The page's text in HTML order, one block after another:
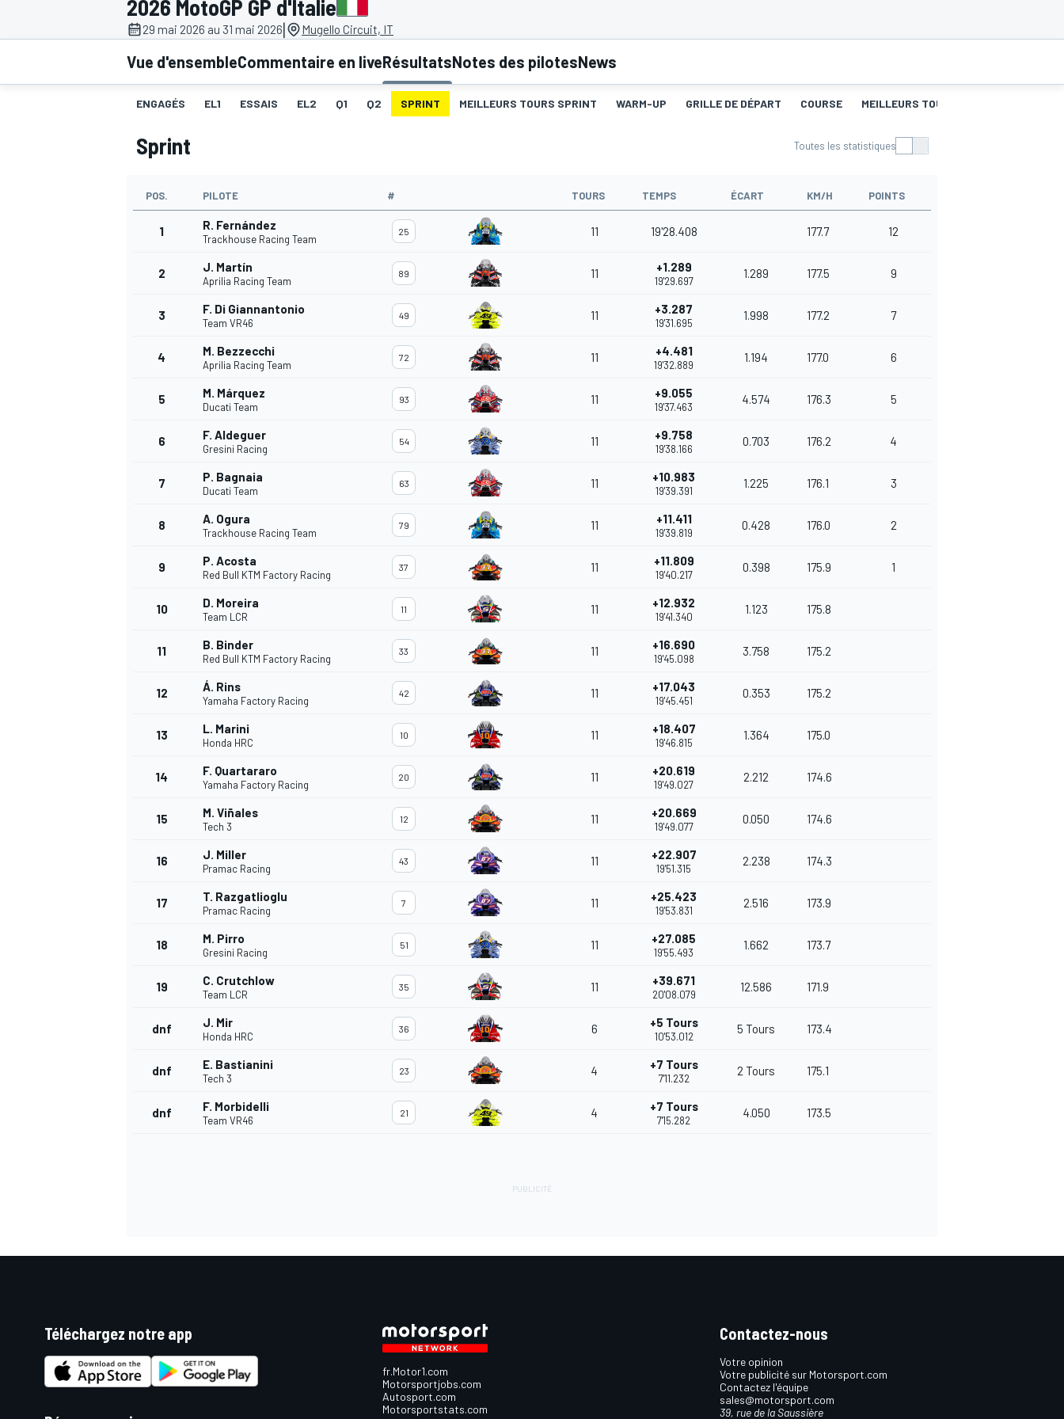
2026 MotoGP GP d'Italie
29 mai 2026 au 31 mai 2026| Mugello Circuit, IT
Vue d'ensembleCommentaire en liveRésultatsNotes des pilotesNews
ENGAGÉS EL1 ESSAIS EL2 Q1 Q2 SPRINT MEILLEURS TOURS SPRINT WARM-UP GRILLE DE DÉPART COURSE MEILLEURS TOURS
Sprint Toutes les statistiques
POS. PILOTE # TOURS TEMPS ÉCART KM/H POINTS
1 R. Fernández
Trackhouse Racing Team
25 11 19'28.408 177.7 12
2 J. Martín
Aprilia Racing Team
89 11 +1.289
19'29.697
1.289 177.5 9
3 F. Di Giannantonio
Team VR46
49 11 +3.287
19'31.695
1.998 177.2 7
4 M. Bezzecchi
Aprilia Racing Team
72 11 +4.481
19'32.889
1.194 177.0 6
5 M. Márquez
Ducati Team
93 11 +9.055
19'37.463
4.574 176.3 5
6 F. Aldeguer
Gresini Racing
54 11 +9.758
19'38.166
0.703 176.2 4
7 P. Bagnaia
Ducati Team
63 11 +10.983
19'39.391
1.225 176.1 3
8 A. Ogura
Trackhouse Racing Team
79 11 +11.411
19'39.819
0.428 176.0 2
9 P. Acosta
Red Bull KTM Factory Racing
37 11 +11.809
19'40.217
0.398 175.9 1
10 D. Moreira
Team LCR
11 11 +12.932
19'41.340
1.123 175.8
11 B. Binder
Red Bull KTM Factory Racing
33 11 +16.690
19'45.098
3.758 175.2
12 Á. Rins
Yamaha Factory Racing
42 11 +17.043
19'45.451
0.353 175.2
13 L. Marini
Honda HRC
10 11 +18.407
19'46.815
1.364 175.0
14 F. Quartararo
Yamaha Factory Racing
20 11 +20.619
19'49.027
2.212 174.6
15 M. Viñales
Tech 3
12 11 +20.669
19'49.077
0.050 174.6
16 J. Miller
Pramac Racing
43 11 +22.907
19'51.315
2.238 174.3
17 T. Razgatlioglu
Pramac Racing
7 11 +25.423
19'53.831
2.516 173.9
18 M. Pirro
Gresini Racing
51 11 +27.085
19'55.493
1.662 173.7
19 C. Crutchlow
Team LCR
35 11 +39.671
20'08.079
12.586 171.9
dnf J. Mir
Honda HRC
36 6 +5 Tours
10'53.012
5 Tours 173.4
dnf E. Bastianini
Tech 3
23 4 +7 Tours
7'11.232
2 Tours 175.1
dnf F. Morbidelli
Team VR46
21 4 +7 Tours
7'15.282
4.050 173.5
Téléchargez notre app
fr.Motor1.com
Motorsportjobs.com
Autosport.com
Motorsportstats.com
Contactez-nous
Votre opinion
Votre publicité sur Motorsport.com
Contactez l'équipe
sales@motorsport.com
39, rue de la Saussière